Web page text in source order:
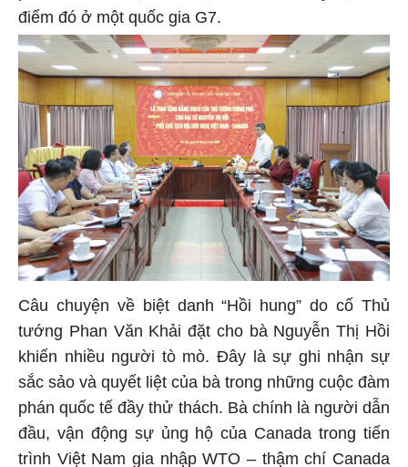
điểm đó ở một quốc gia G7.
Câu chuyện về biệt danh “Hồi hung” do cố Thủ
tướng Phan Văn Khải đặt cho bà Nguyễn Thị Hồi
khiến nhiều người tò mò. Đây là sự ghi nhận sự
sắc sảo và quyết liệt của bà trong những cuộc đàm
phán quốc tế đầy thử thách. Bà chính là người dẫn
đầu, vận động sự ủng hộ của Canada trong tiến
trình Việt Nam gia nhập WTO – thậm chí Canada